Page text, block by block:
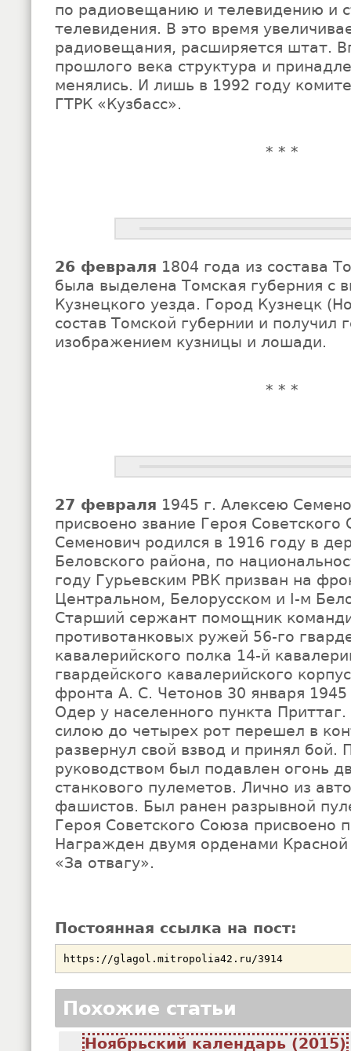
по радиовещанию и телевидению и
телевидения. В это время
радиовещания, расширяется штат.
прошлого века структура и
менялись. И лишь в 1992 году
ГТРК «Кузбасс».
* * *
26 февраля 1804 года из состава
была выделена Томская губерния с
Кузнецкого уезда. Город Кузнецк
состав Томской губернии и получил
изображением кузницы и лошади.
* * *
27 февраля 1945 г. Алексею
присвоено звание Героя Советского
Семенович родился в 1916 году в
Беловского района, по
году Гурьевским РВК призван на
Центральном, Белорусском и I-м
Старший сержант помощник
противотанковых ружей 56-го
кавалерийского полка 14-й
гвардейского кавалерийского
фронта А. С. Четонов 30 января
Одер у населенного пункта
силою до четырех рот перешел в
развернул свой взвод и принял бой.
руководством был подавлен огонь
станкового пулеметов. Лично из
фашистов. Был ранен разрывной
Героя Советского Союза присвоено
Награжден двумя орденами
«За отвагу».
Постоянная ссылка на пост:
Похожие статьи
Ноябрьский календарь (2015)